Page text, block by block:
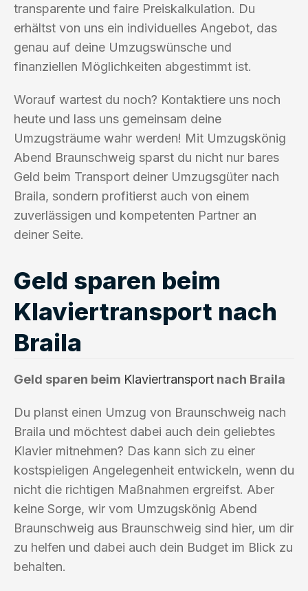
transparente und faire Preiskalkulation. Du
erhältst von uns ein individuelles Angebot, das
genau auf deine Umzugswünsche und
finanziellen Möglichkeiten abgestimmt ist.
Worauf wartest du noch? Kontaktiere uns noch
heute und lass uns gemeinsam deine
Umzugsträume wahr werden! Mit Umzugskönig
Abend Braunschweig sparst du nicht nur bares
Geld beim Transport deiner Umzugsgüter nach
Braila, sondern profitierst auch von einem
zuverlässigen und kompetenten Partner an
deiner Seite.
Geld sparen beim
Klaviertransport nach
Braila
Geld sparen beim Klaviertransport nach Braila
Du planst einen Umzug von Braunschweig nach
Braila und möchtest dabei auch dein geliebtes
Klavier mitnehmen? Das kann sich zu einer
kostspieligen Angelegenheit entwickeln, wenn du
nicht die richtigen Maßnahmen ergreifst. Aber
keine Sorge, wir vom Umzugskönig Abend
Braunschweig aus Braunschweig sind hier, um dir
zu helfen und dabei auch dein Budget im Blick zu
behalten.